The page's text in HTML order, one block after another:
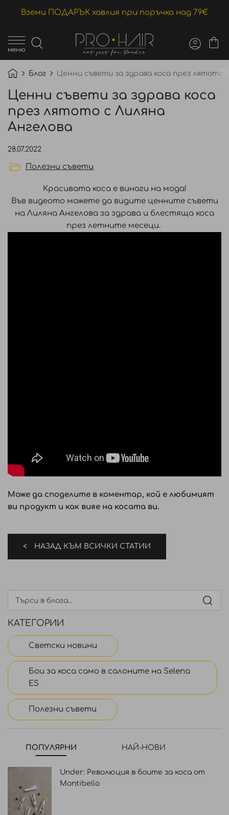
Вземи ПОДАРЪК хавлия при поръчка над 79€
меню
Блог Ценни съвети за здрава коса през лятото
Ценни съвети за здрава коса
през лятото с Лиляна
Ангелова
28.07.2022
Полезни съвети
Красивата коса е винаги на мода!
Във видеото можете да видите ценните съвети
на Лиляна Ангелова за здрава и блестяща коса
през летните месеци.
Може да споделите в коментар, кой е любимият
ви продукт и как вияе на косата ви.
НАЗАД КЪМ ВСИЧКИ СТАТИИ
КАТЕГОРИИ
Светски новини
Бои за коса само в салоните на Selena
ES
Полезни съвети
ПОПУЛЯРНИ НАЙ-НОВИ
Under: Революция в боите за коса от
Montibello